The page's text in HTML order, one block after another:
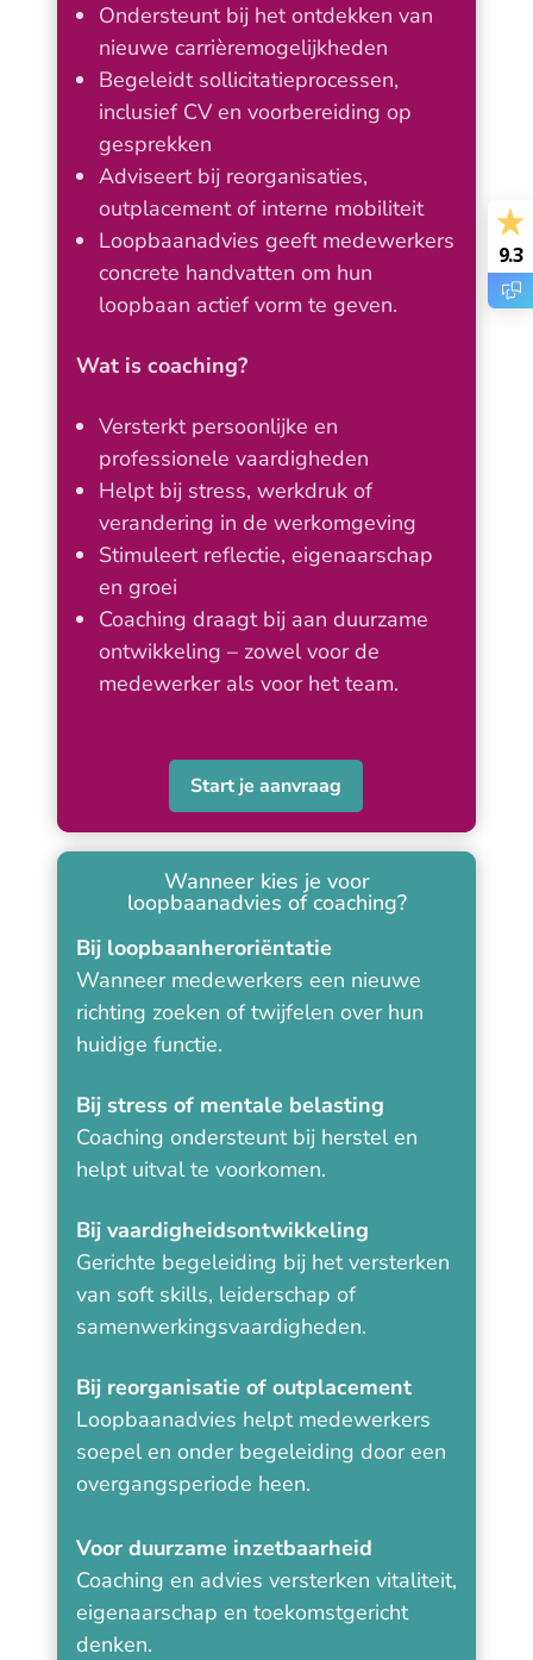
Ondersteunt bij het ontdekken van
nieuwe carrièremogelijkheden
Begeleidt sollicitatieprocessen,
inclusief CV en voorbereiding op
gesprekken
Adviseert bij reorganisaties,
outplacement of interne mobiliteit
Loopbaanadvies geeft medewerkers
concrete handvatten om hun
loopbaan actief vorm te geven.
Wat is coaching?
Versterkt persoonlijke en
professionele vaardigheden
Helpt bij stress, werkdruk of
verandering in de werkomgeving
Stimuleert reflectie, eigenaarschap
en groei
Coaching draagt bij aan duurzame
ontwikkeling – zowel voor de
medewerker als voor het team.
Start je aanvraag
Wanneer kies je voor
loopbaanadvies of coaching?
Bij loopbaanheroriëntatie
Wanneer medewerkers een nieuwe
richting zoeken of twijfelen over hun
huidige functie.
Bij stress of mentale belasting
Coaching ondersteunt bij herstel en
helpt uitval te voorkomen.
Bij vaardigheidsontwikkeling
Gerichte begeleiding bij het versterken
van soft skills, leiderschap of
samenwerkingsvaardigheden.
Bij reorganisatie of outplacement
Loopbaanadvies helpt medewerkers
soepel en onder begeleiding door een
overgangsperiode heen.
Voor duurzame inzetbaarheid
Coaching en advies versterken vitaliteit,
eigenaarschap en toekomstgericht
denken.
9.3